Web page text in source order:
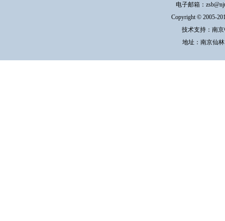
电子邮箱：
Copyright © 2005-
技术支持：南
地址：南京仙